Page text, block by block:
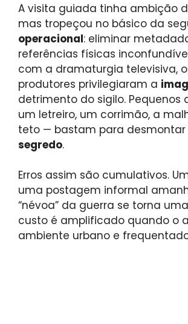
A visita guiada tinha ambição
mas tropeçou no básico da
operacional: eliminar
referências físicas
com a dramaturgia televisiva,
produtores privilegiaram a
detrimento do sigilo. Pequenos
um letreiro, um corrimão, a
teto — bastam para desmontar
segredo.
Erros assim são cumulativos.
uma postagem informal
“névoa” da guerra se torna uma
custo é amplificado quando o
ambiente urbano e